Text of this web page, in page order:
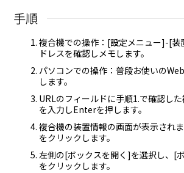
手順
複合機での操作：[設定メニュー]-[装
ドレスを確認しメモします。
パソコンでの操作：普段お使いの
します。
URLのフィールドに手順1.で確認し
を入力しEnterを押します。
複合機の装置情報の画面が表示され
をクリックします。
左側の[ボックスを開く]を選択し、[
をクリックします。